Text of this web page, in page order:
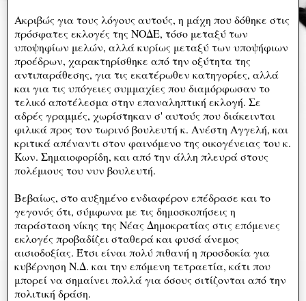
Ακριβώς για τους λόγους αυτούς, η μάχη που δόθηκε στις
πρόσφατες εκλογές της ΝΟΔΕ, τόσο μεταξύ των
υποψηφίων μελών, αλλά κυρίως μεταξύ των υποψήφιων
προέδρων, χαρακτηρίσθηκε από την οξύτητα της
αντιπαράθεσης, για τις εκατέρωθεν κατηγορίες, αλλά
και για τις υπόγειες συμμαχίες που διαμόρφωσαν το
τελικό αποτέλεσμα στην επαναληπτική εκλογή. Σε
αδρές γραμμές, χωρίστηκαν σ' αυτούς που διάκεινται
φιλικά προς τον τωρινό βουλευτή κ. Ανέστη Αγγελή, και
κριτικά απέναντι στον φαινόμενο της οικογένειας του κ.
Κων. Σημαιοφορίδη, και από την άλλη πλευρά στους
πολέμιους του νυν βουλευτή.
Βεβαίως, στο αυξημένο ενδιαφέρον επέδρασε και το
γεγονός ότι, σύμφωνα με τις δημοσκοπήσεις η
παράσταση νίκης της Νέας Δημοκρατίας στις επόμενες
εκλογές προβαδίζει σταθερά και φυσά άνεμος
αισιοδοξίας. Έτσι είναι πολύ πιθανή η προσδοκία για
κυβέρνηση Ν.Δ. και την επόμενη τετραετία, κάτι που
μπορεί να σημαίνει πολλά για όσους σιτίζονται από την
πολιτική δράση.